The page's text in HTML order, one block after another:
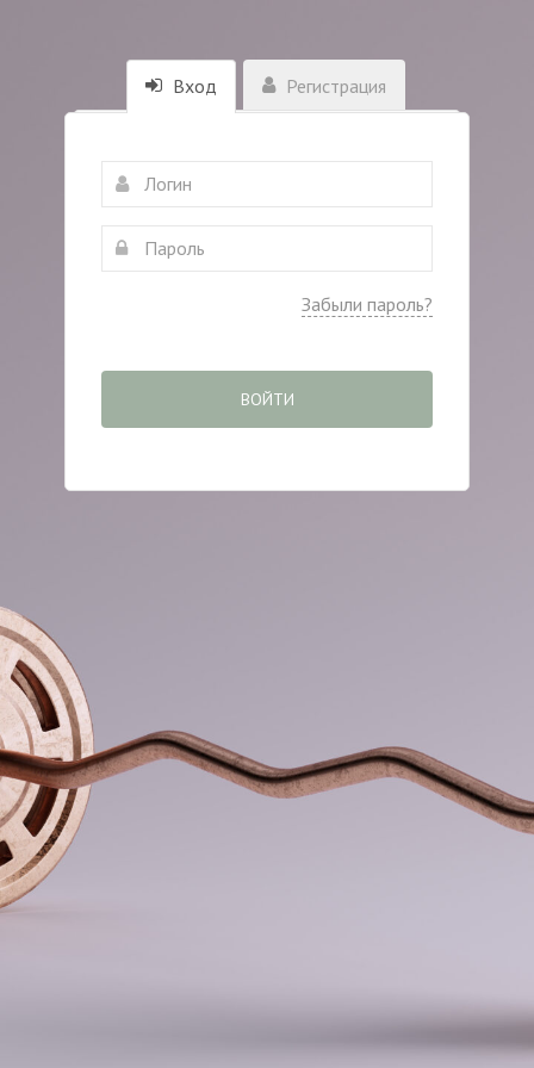
Вход Регистрация
Забыли пароль?
ВОЙТИ